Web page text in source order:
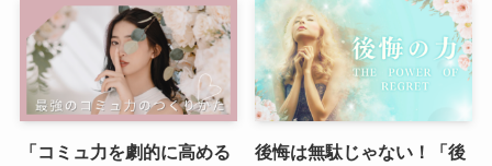
「コミュ力を劇的に高める
後悔は無駄じゃない！「後